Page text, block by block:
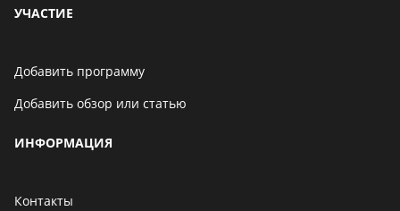
УЧАСТИЕ
Добавить программу
Добавить обзор или статью
ИНФОРМАЦИЯ
Контакты